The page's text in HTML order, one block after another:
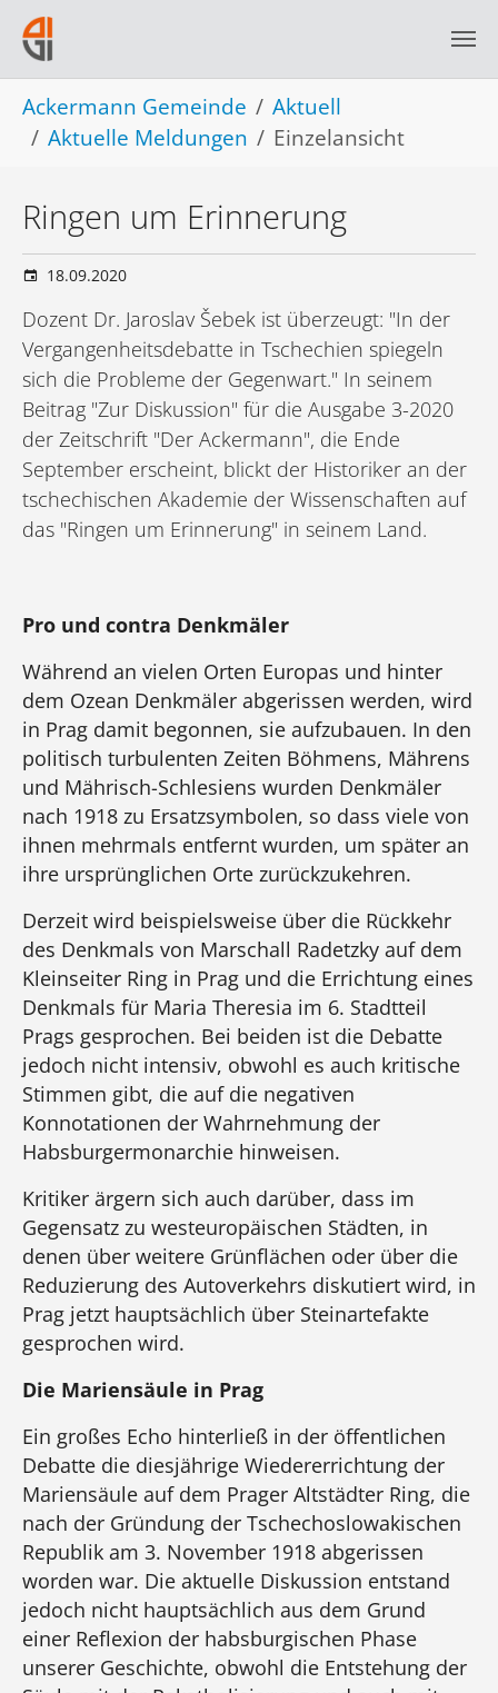
Skip to main navigation
Skip to main content
Skip to page footer
You are here:
Ackermann Gemeinde
Aktuell
Aktuelle Meldungen
Einzelansicht
Ringen um Erinnerung
18.09.2020
Dozent Dr. Jaroslav Šebek ist überzeugt: "In der
Vergangenheitsdebatte in Tschechien spiegeln
sich die Probleme der Gegenwart." In seinem
Beitrag "Zur Diskussion" für die Ausgabe 3-2020
der Zeitschrift "Der Ackermann", die Ende
September erscheint, blickt der Historiker an der
tschechischen Akademie der Wissenschaften auf
das "Ringen um Erinnerung" in seinem Land.
Pro und contra Denkmäler
Während an vielen Orten Europas und hinter
dem Ozean Denkmäler abgerissen werden, wird
in Prag damit begonnen, sie aufzubauen. In den
politisch turbulenten Zeiten Böhmens, Mährens
und Mährisch-Schlesiens wurden Denkmäler
nach 1918 zu Ersatzsymbolen, so dass viele von
ihnen mehrmals entfernt wurden, um später an
ihre ursprünglichen Orte zurückzukehren.
Derzeit wird beispielsweise über die Rückkehr
des Denkmals von Marschall Radetzky auf dem
Kleinseiter Ring in Prag und die Errichtung eines
Denkmals für Maria Theresia im 6. Stadtteil
Prags gesprochen. Bei beiden ist die Debatte
jedoch nicht intensiv, obwohl es auch kritische
Stimmen gibt, die auf die negativen
Konnotationen der Wahrnehmung der
Habsburgermonarchie hinweisen.
Kritiker ärgern sich auch darüber, dass im
Gegensatz zu westeuropäischen Städten, in
denen über weitere Grünflächen oder über die
Reduzierung des Autoverkehrs diskutiert wird, in
Prag jetzt hauptsächlich über Steinartefakte
gesprochen wird.
Die Mariensäule in Prag
Ein großes Echo hinterließ in der öffentlichen
Debatte die diesjährige Wiedererrichtung der
Mariensäule auf dem Prager Altstädter Ring, die
nach der Gründung der Tschechoslowakischen
Republik am 3. November 1918 abgerissen
worden war. Die aktuelle Diskussion entstand
jedoch nicht hauptsächlich aus dem Grund
einer Reflexion der habsburgischen Phase
unserer Geschichte, obwohl die Entstehung der